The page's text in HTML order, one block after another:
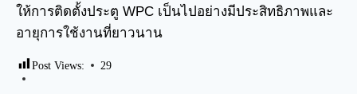
ให้การติดตั้งประตู WPC เป็นไปอย่างมีประสิทธิภาพและ
อายุการใช้งานที่ยาวนาน
Post Views: 29